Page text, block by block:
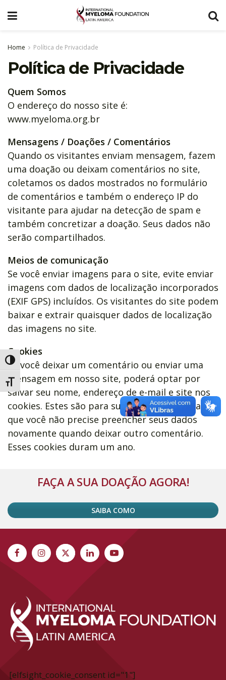
Alternar alto contraste
Alternar tamanho da fonte
Home Política de Privacidade
Política de Privacidade
Quem Somos
O endereço do nosso site é:
www.myeloma.org.br
Mensagens / Doações / Comentários
Quando os visitantes enviam mensagem, fazem
uma doação ou deixam comentários no site,
coletamos os dados mostrados no formulário
de comentários e também o endereço IP do
visitante para ajudar na detecção de spam e
também concretizar a doação. Seus dados não
serão compartilhados.
Meios de comunicação
Se você enviar imagens para o site, evite enviar
imagens com dados de localização incorporados
(EXIF GPS) incluídos. Os visitantes do site podem
baixar e extrair quaisquer dados de localização
das imagens no site.
Cookies
Se você deixar um comentário ou enviar uma
mensagem em nosso site, poderá optar por
salvar seu nome, endereço de e-mail e site nos
cookies. Estes são para sua conveniência, para
que você não precise preencher seus dados
novamente quando deixar outro comentário.
Esses cookies duram um ano.
FAÇA A SUA DOAÇÃO AGORA!
SAIBA COMO
[elfsight_cookie_consent id="1"]